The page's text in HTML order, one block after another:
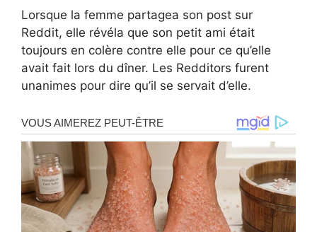
Lorsque la femme partagea son post sur
Reddit, elle révéla que son petit ami était
toujours en colère contre elle pour ce qu’elle
avait fait lors du dîner. Les Redditors furent
unanimes pour dire qu’il se servait d’elle.